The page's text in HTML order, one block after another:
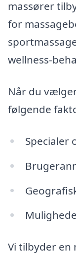
massører
for
wellness-
Når du
følgende
Specialer
Vi tilbyder en